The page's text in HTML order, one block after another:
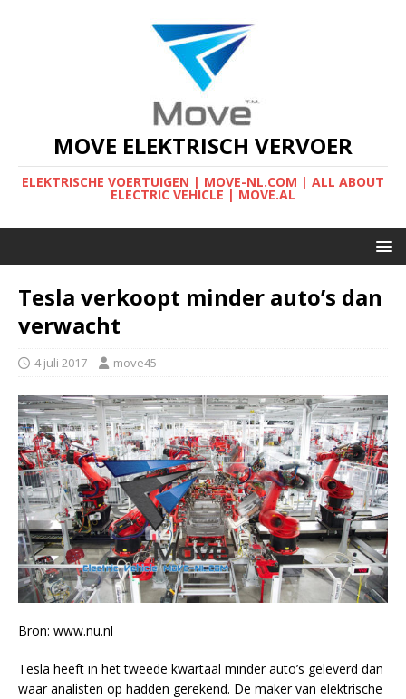
MOVE ELEKTRISCH VERVOER
ELEKTRISCHE VOERTUIGEN | MOVE-NL.COM | ALL ABOUT
ELECTRIC VEHICLE | MOVE.AL
Tesla verkoopt minder auto’s dan
verwacht
4 juli 2017 move45
Bron: www.nu.nl
Tesla heeft in het tweede kwartaal minder auto’s geleverd dan
waar analisten op hadden gerekend. De maker van elektrische